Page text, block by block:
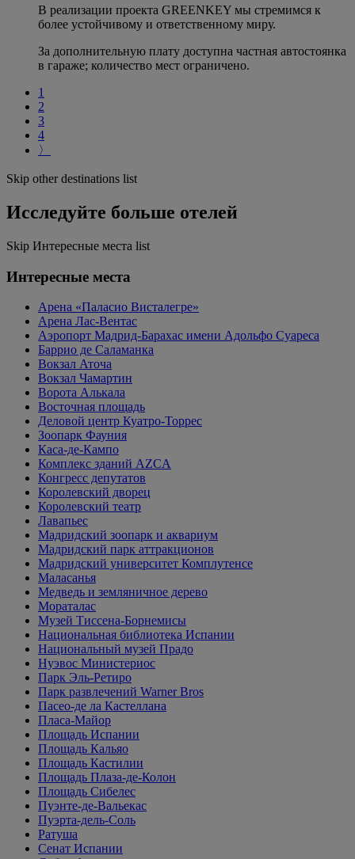
В реализации проекта GREENKEY мы стремимся к
более устойчивому и ответственному миру.
За дополнительную плату доступна частная автостоянка
в гараже; количество мест ограничено.
1
2
3
4
〉
Skip other destinations list
Исследуйте больше отелей
Skip Интересные места list
Интересные места
Арена «Паласио Висталегре»
Арена Лас-Вентас
Аэропорт Мадрид-Барахас имени Адольфо Суареса
Баррио де Саламанка
Вокзал Аточа
Вокзал Чамартин
Ворота Алькала
Восточная площадь
Деловой центр Куатро-Торрес
Зоопарк Фауния
Каса-де-Кампо
Комплекс зданий AZCA
Конгресс депутатов
Королевский дворец
Королевский театр
Лавапьес
Мадридский зоопарк и аквариум
Мадридский парк аттракционов
Мадридский университет Комплутенсе
Маласанья
Медведь и земляничное дерево
Мораталас
Музей Тиссена-Борнемисы
Национальная библиотека Испании
Национальный музей Прадо
Нуэвос Министериос
Парк Эль-Ретиро
Парк развлечений Warner Bros
Пасео-де ла Кастеллана
Пласа-Майор
Площадь Испании
Площадь Кальяо
Площадь Кастилии
Площадь Плаза-де-Колон
Площадь Сибелес
Пуэнте-де-Вальекас
Пуэрта-дель-Соль
Ратуша
Сенат Испании